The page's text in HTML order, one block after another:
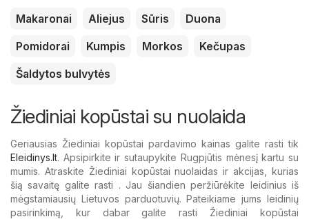
Makaronai Aliejus Sūris
Duona
Pomidorai
Kumpis Morkos
Kečupas
Šaldytos bulvytės
Žiediniai kopūstai su nuolaida
Geriausias Žiediniai kopūstai pardavimo kainas galite rasti tik
Eleidinys.lt. Apsipirkite ir sutaupykite Rugpjūtis mėnesį kartu su
mumis. Atraskite Žiediniai kopūstai nuolaidas ir akcijas, kurias
šią savaitę galite rasti . Jau šiandien peržiūrėkite leidinius iš
mėgstamiausių Lietuvos parduotuvių. Pateikiame jums leidinių
pasirinkimą, kur dabar galite rasti Žiediniai kopūstai